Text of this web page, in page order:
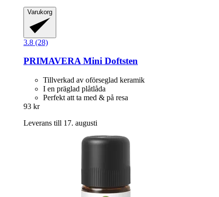
Varukorg
3.8 (28)
PRIMAVERAMini Doftsten
Tillverkad av oförseglad keramik
I en präglad plåtlåda
Perfekt att ta med & på resa
93 kr
Leverans till 17. augusti